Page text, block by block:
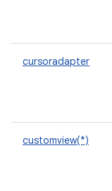
cursoradapter
customview(*)